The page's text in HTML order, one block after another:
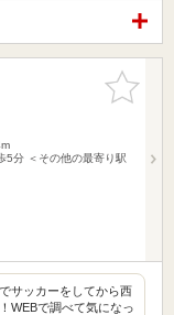
お気に入
りに追加
分 ＜その他の最寄り駅
サッカーをしてから西
WEBで調べて気になっ